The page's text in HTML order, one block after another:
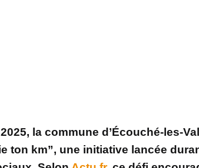
la commune d’Écouché-les-
ton km”, une initiative lancée